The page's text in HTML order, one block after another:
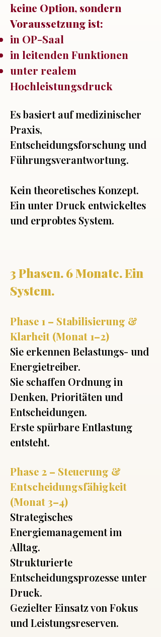
keine Option, sondern
Voraussetzung ist:
in OP-Saal
in leitenden Funktionen
unter realem
Hochleistungsdruck
Es basiert auf medizinischer
Praxis,
Entscheidungsforschung und
Führungsverantwortung.
Kein theoretisches Konzept.
Ein unter Druck entwickeltes
und erprobtes System.
3 Phasen. 6 Monate. Ein
System.
Phase 1 – Stabilisierung &
Klarheit (Monat 1–2)
Sie erkennen Belastungs- und
Energietreiber.
Sie schaffen Ordnung in
Denken, Prioritäten und
Entscheidungen.
Erste spürbare Entlastung
entsteht.
Phase 2 – Steuerung &
Entscheidungsfähigkeit
(Monat 3–4)
Strategisches
Energiemanagement im
Alltag.
Strukturierte
Entscheidungsprozesse unter
Druck.
Gezielter Einsatz von Fokus
und Leistungsreserven.